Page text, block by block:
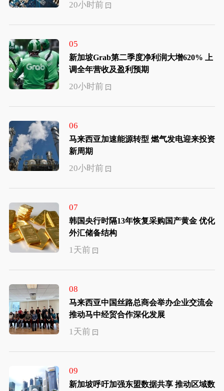
20小时前
05
新加坡Grab第二季度净利润大增620% 上
调全年营收及盈利预期
20小时前
06
马来西亚加速能源转型 燃气发电迎来投资
新周期
20小时前
07
韩国央行时隔13年恢复采购国产黄金 优化
外汇储备结构
1天前
08
马来西亚中国丝路总商会举办企业交流会
推动马中经贸合作深化发展
1天前
09
新加坡呼吁加强东盟数据共享 推动区域数